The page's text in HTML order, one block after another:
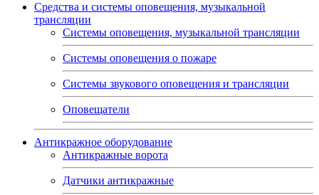
Средства и системы оповещения, музыкальной
трансляции
Системы оповещения, музыкальной трансляции
Системы оповещения о пожаре
Системы звукового оповещения и трансляции
Оповещатели
Антикражное оборудование
Антикражные ворота
Датчики антикражные